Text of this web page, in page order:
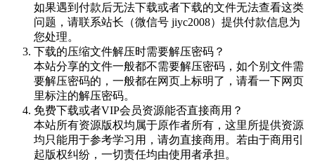
如果遇到付款后无法下载或者下载的文件无法查看这类
问题，请联系站长（微信号 jiyc2008）提供付款信息为
您处理。
下载的压缩文件解压时需要解压密码？
本站分享的文件一般都不需要解压密码，如个别文件需
要解压密码的，一般都在网页上标明了，请看一下网页
里标注的解压密码。
免费下载或者VIP会员资源能否直接商用？
本站所有资源版权均属于原作者所有，这里所提供资源
均只能用于参考学习用，请勿直接商用。若由于商用引
起版权纠纷，一切责任均由使用者承担。